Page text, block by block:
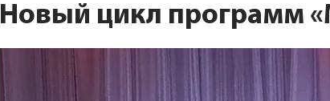
Новый цикл программ